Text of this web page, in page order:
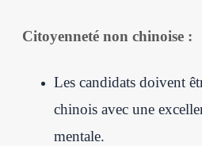
Citoyenneté non chinoise :
Les candidats doivent
chinois avec une
mentale.